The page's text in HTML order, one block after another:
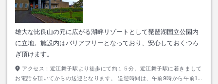
雄大な比良山の元に広がる湖畔リゾートとして琵琶湖国立公園内
に立地。施設内はバリアフリーとなっており、安心しておくつろ
ぎ頂けます。
アクセス： 近江舞子駅より徒歩にて約１５分。近江舞子駅に着きまして
お電話を頂いてからの送迎となります。 送迎時間は、午前9時から午前11